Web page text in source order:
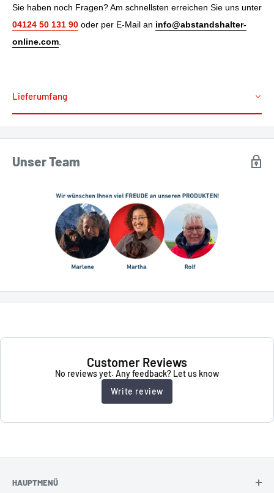
Sie haben noch Fragen? Am schnellsten erreichen Sie uns unter
04124 50 131 90 oder per E-Mail an info@abstandshalter-
online.com
Lieferumfang
Unser Team
Customer Reviews
No reviews yet. Any feedback? Let us know
Write review
HAUPTMENÜ